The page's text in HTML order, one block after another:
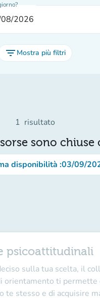
filter_list Mostra più filtri
1 risultato
sono chiuse
disponibilità :03/09/
psicoattitudinali
sulla tua scelta, il
orientamento ti permette
te stesso e di acquisire